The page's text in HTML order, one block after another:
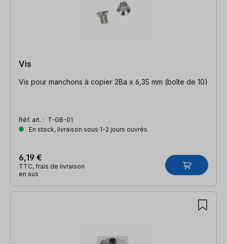
Vis
Vis pour manchons à copier 2Ba x 6,35 mm (boîte de 10)
Réf. art. : T-GB-01
En stock, livraison sous 1-2 jours ouvrés
6,19 €
TTC, frais de livraison
en sus